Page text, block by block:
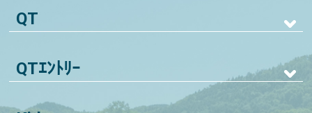
QT
QTｴﾝﾄﾘｰ